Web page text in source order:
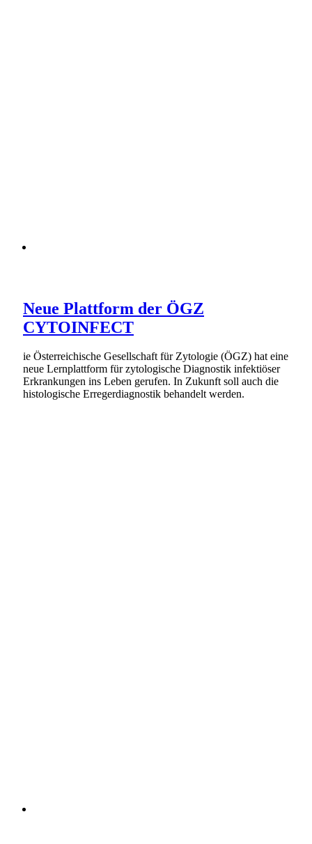
Neue Plattform der ÖGZ
CYTOINFECT
ie Österreichische Gesellschaft für Zytologie (ÖGZ) hat eine
neue Lernplattform für zytologische Diagnostik infektiöser
Erkrankungen ins Leben gerufen. In Zukunft soll auch die
histologische Erregerdiagnostik behandelt werden.